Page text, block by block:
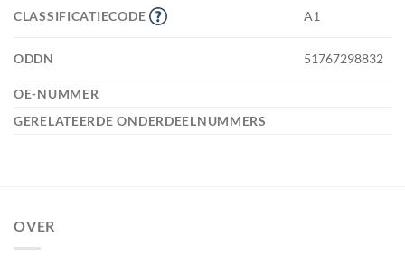
CLASSIFICATIECODE A1
ODDN 51767298832
OE-NUMMER
GERELATEERDE ONDERDEELNUMMERS
OVER